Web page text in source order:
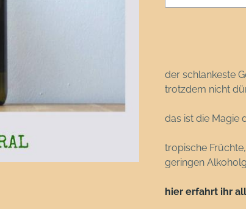
der schlankeste
trotzdem nicht
das ist die Magie
tropische
geringen
hier erfahrt ihr